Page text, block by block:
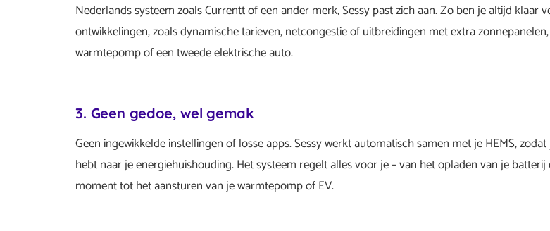
Nederlands systeem zoals Currentt of een ander merk, Sessy past zich aan. Zo ben je altijd klaar
ontwikkelingen, zoals dynamische tarieven, netcongestie of uitbreidingen met extra
warmtepomp of een tweede elektrische auto.
3. Geen gedoe, wel gemak
Geen ingewikkelde instellingen of losse apps. Sessy werkt automatisch samen met je HEMS,
hebt naar je energiehuishouding. Het systeem regelt alles voor je – van het opladen van je
moment tot het aansturen van je warmtepomp of EV.